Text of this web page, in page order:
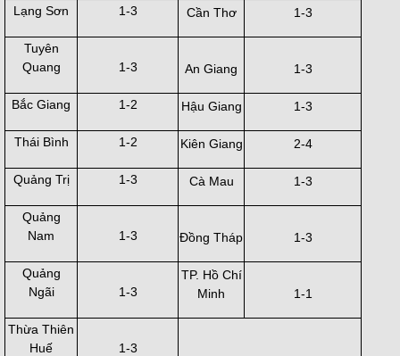
Lạng Sơn 1-3 Cần Thơ 1-3
Tuyên
Quang
1-3 An Giang 1-3
Bắc Giang 1-2 Hậu Giang 1-3
Thái Bình 1-2 Kiên Giang 2-4
Quảng Trị 1-3 Cà Mau 1-3
Quảng
Nam
1-3 Đồng Tháp 1-3
Quảng
Ngãi
1-3
TP. Hồ Chí
Minh
1-1
Thừa Thiên
Huế
1-3